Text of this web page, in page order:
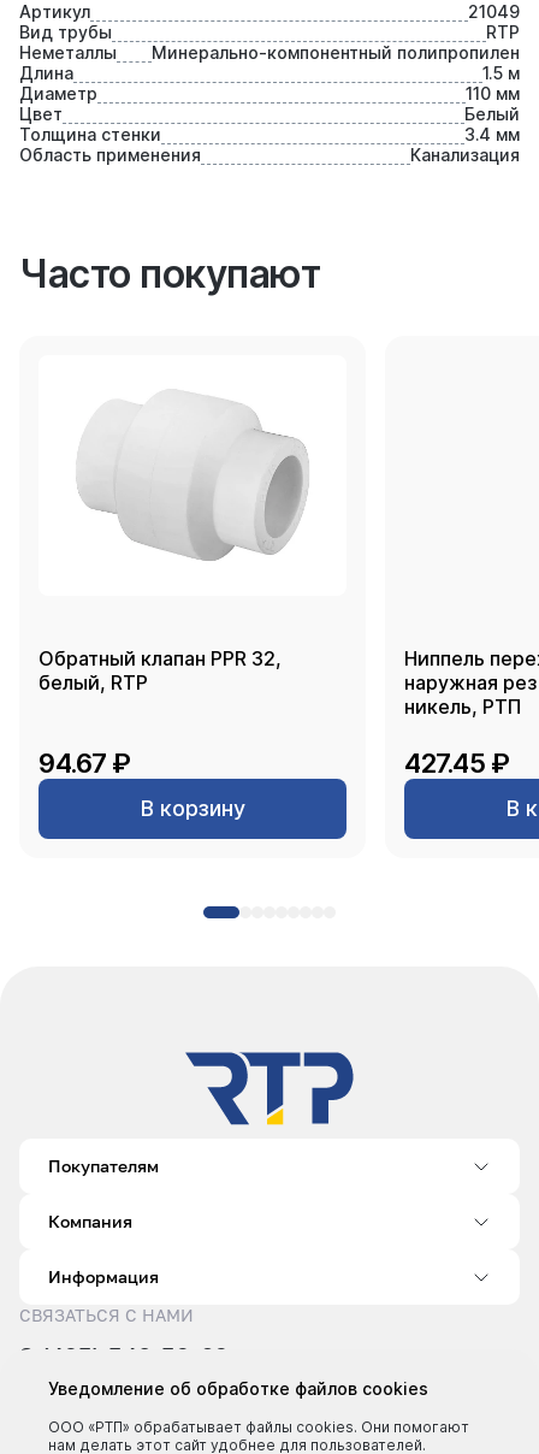
Артикул
21049
Вид трубы
RTP
Неметаллы
Минерально-компонентный полипропилен
Длина
1.5 м
Диаметр
110 мм
Цвет
Белый
Толщина стенки
3.4 мм
Область применения
Канализация
Часто покупают
Обратный клапан PPR 32,
белый, RTP
94.67 ₽
В корзину
Ниппель
наружная
никель, РТП
427.45 ₽
В
Покупателям
Компания
Информация
СВЯЗАТЬСЯ С НАМИ
8 (495) 540-52-62
sale@rtp.ru
Пн–Пт: 9:00–18:00
Уведомление об обработке файлов cookies
ООО «РТП» обрабатывает файлы cookies. Они помогают
нам делать этот сайт удобнее для пользователей.